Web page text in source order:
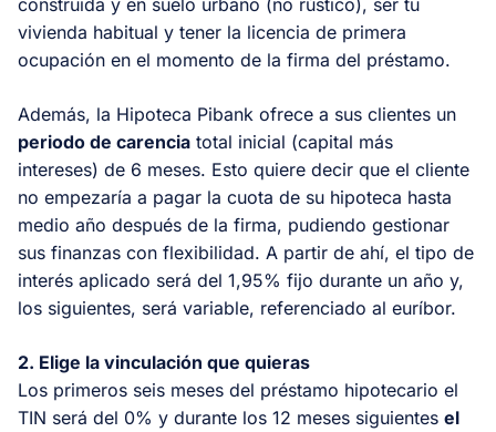
vivienda habitual y tener la licencia de primera
ocupación en el momento de la firma del préstamo.
Además, la Hipoteca Pibank ofrece a sus clientes un
periodo de carencia total inicial (capital más
intereses) de 6 meses. Esto quiere decir que el cliente
no empezaría a pagar la cuota de su hipoteca hasta
medio año después de la firma, pudiendo gestionar
sus finanzas con flexibilidad. A partir de ahí, el tipo de
interés aplicado será del 1,95% fijo durante un año y,
los siguientes, será variable, referenciado al euríbor.
2. Elige la vinculación que quieras
Los primeros seis meses del préstamo hipotecario el
TIN será del 0% y durante los 12 meses siguientes el